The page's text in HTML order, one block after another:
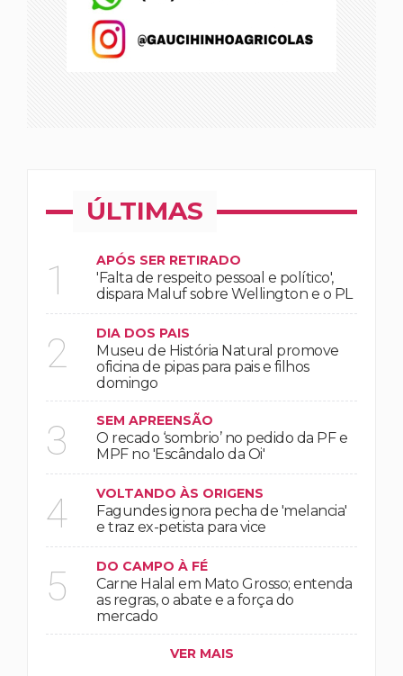
ÚLTIMAS
1 APÓS SER RETIRADO
'Falta de respeito pessoal e político',
dispara Maluf sobre Wellington e o PL
2 DIA DOS PAIS
Museu de História Natural promove
oficina de pipas para pais e filhos
domingo
3 SEM APREENSÃO
O recado ‘sombrio’ no pedido da PF e
MPF no 'Escândalo da Oi'
4 VOLTANDO ÀS ORIGENS
Fagundes ignora pecha de 'melancia'
e traz ex-petista para vice
5 DO CAMPO À FÉ
Carne Halal em Mato Grosso; entenda
as regras, o abate e a força do
mercado
VER MAIS